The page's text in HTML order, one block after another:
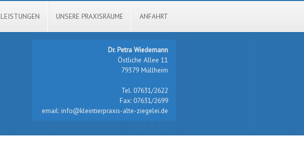
LEISTUNGEN UNSERE PRAXISRÄUME ANFAHRT
Dr. Petra Wiedemann
Östliche Allee 11
79379 Müllheim
Tel. 07631/2622
Fax: 07631/2699
email: info@kleintierpraxis-alte-ziegelei.de